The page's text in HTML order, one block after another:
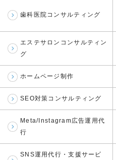
歯科医院コンサルティング
エステサロンコンサルティン
グ
ホームページ制作
SEO対策コンサルティング
Meta/Instagram広告運用代
行
SNS運用代行・支援サービ